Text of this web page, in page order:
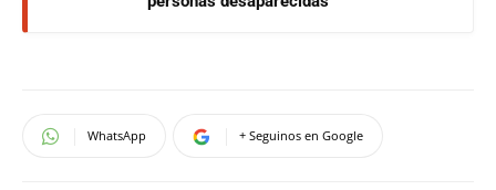
WhatsApp + Seguinos en Google